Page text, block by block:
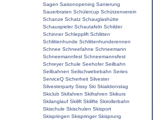
Sagen Saisonopening Sanierung
Sauerbraten Schülercup Schützenverein
Schanze Schatz Schauglashütte
Schauspieler Schautafeln Schilder
Schinner Schlepplift Schlitten
Schlittenhunde Schlittenhunderennen
Schnee Schneefahne Schneemann
Schneemannfest Schneemannsfest
Schreyer Schule Seehofer Seilbahn
Seilbahnen Seilschwebebahn Series
ServiceQ Sicherheit Silvester
Silvesterparty Sissy Ski Skiaktionstag
Skiclub Skifahren Skifrahren Skikurs
Skilanglauf Skilift Skilifte Skirollerbahn
Skischule Skischulen Skisport
Skispringen Skispringer Skisprung